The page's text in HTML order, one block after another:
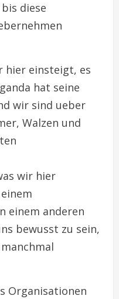
diese
hier einsteigt, es
hat seine
wir sind ueber
Walzen und
wir hier
einem anderen
bewusst zu sein,
Organisationen